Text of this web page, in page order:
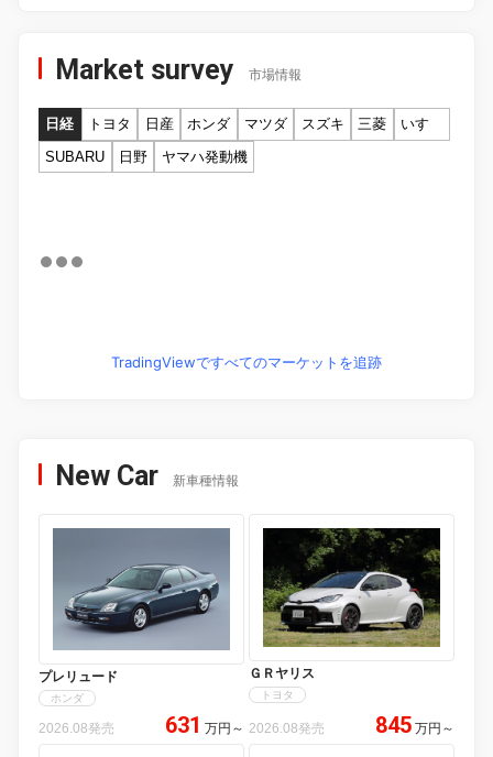
Market survey 市場情報
日経 トヨタ 日産 ホンダ マツダ スズキ 三菱
いすゞ
SUBARU
日野 ヤマハ発動機
TradingViewですべてのマーケットを追跡
New Car 新車種情報
プレリュード
ホンダ
2026.08発売 631 万円 ～
ＧＲヤリス
トヨタ
2026.08発売 845 万円 ～